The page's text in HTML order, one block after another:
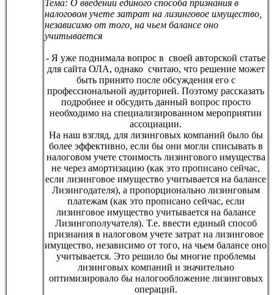
Тема: О введении единого способа признания в
налоговом учете затрат на лизинговое имущество,
независимо от того, на чьем балансе оно
учитывается
- Я уже поднимала вопрос в своей авторской статье
для сайта ОЛА, однако считаю, что решение может
быть принято после обсуждения его с
профессиональной аудиторией. Поэтому рассказать
подробнее и обсудить данный вопрос просто
необходимо на специализированном мероприятии
ассоциации.
На наш взгляд, для лизинговых компаний было бы
более эффективно, если бы они могли списывать в
налоговом учете стоимость лизингового имущества
не через амортизацию (как это прописано сейчас,
если лизинговое имущество учитывается на балансе
Лизингодателя), а пропорционально лизинговым
платежам (как это прописано сейчас, если
лизинговое имущество учитывается на балансе
Лизингополучателя). Т.е. ввести единый способ
признания в налоговом учете затрат на лизинговое
имущество, независимо от того, на чьем балансе оно
учитывается. Это решило бы многие проблемы
лизинговых компаний и значительно
оптимизировало бы налогообложение лизинговых
операций.